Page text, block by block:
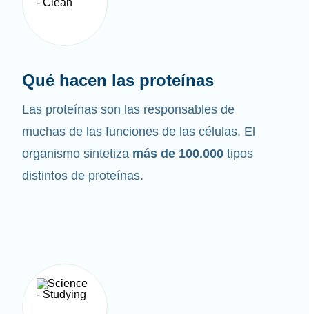
Qué hacen las proteínas
Las proteínas son las responsables de
muchas de las funciones de las células. El
organismo sintetiza más de 100.000 tipos
distintos de proteínas.